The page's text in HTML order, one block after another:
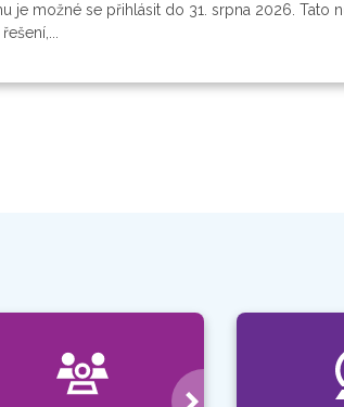
možné se přihlásit do 31. srpna 2026. Tato